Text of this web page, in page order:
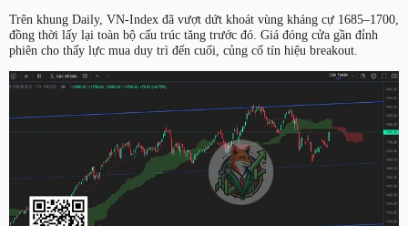
Trên khung Daily, VN-Index đã vượt dứt khoát vùng kháng cự 1685–1700,
đồng thời lấy lại toàn bộ cấu trúc tăng trước đó. Giá đóng cửa gần đỉnh
phiên cho thấy lực mua duy trì đến cuối, củng cố tín hiệu breakout.